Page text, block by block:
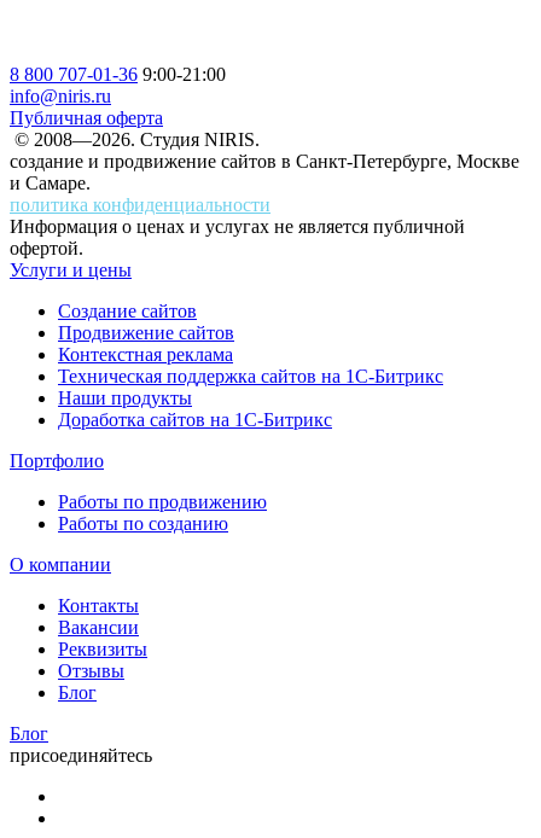
8 800 707-01-36 9:00-21:00
info@niris.ru
Публичная оферта
© 2008—2026. Студия NIRIS.
создание и продвижение сайтов в Санкт-Петербурге, Москве
и Самаре.
политика конфиденциальности
Информация о ценах и услугах не является публичной
офертой.
Услуги и цены
Создание сайтов
Продвижение сайтов
Контекстная реклама
Техническая поддержка сайтов на 1С-Битрикс
Наши продукты
Доработка сайтов на 1С-Битрикс
Портфолио
Работы по продвижению
Работы по созданию
О компании
Контакты
Вакансии
Реквизиты
Отзывы
Блог
Блог
присоединяйтесь